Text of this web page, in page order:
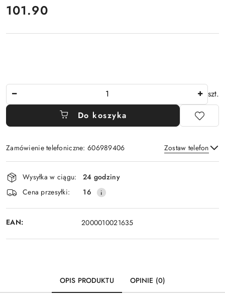
cena:
101.90
szt.
Do koszyka
Zamówienie telefoniczne: 606989406 Zostaw telefon
Wyślij
Dostępność
i
dostawa
Wysyłka w ciągu:
24 godziny
Cena przesyłki:
16
EAN: 2000010021635
OPIS PRODUKTU OPINIE (0)